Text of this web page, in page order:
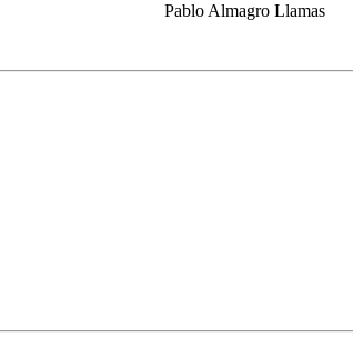
Pablo Almagro Llamas